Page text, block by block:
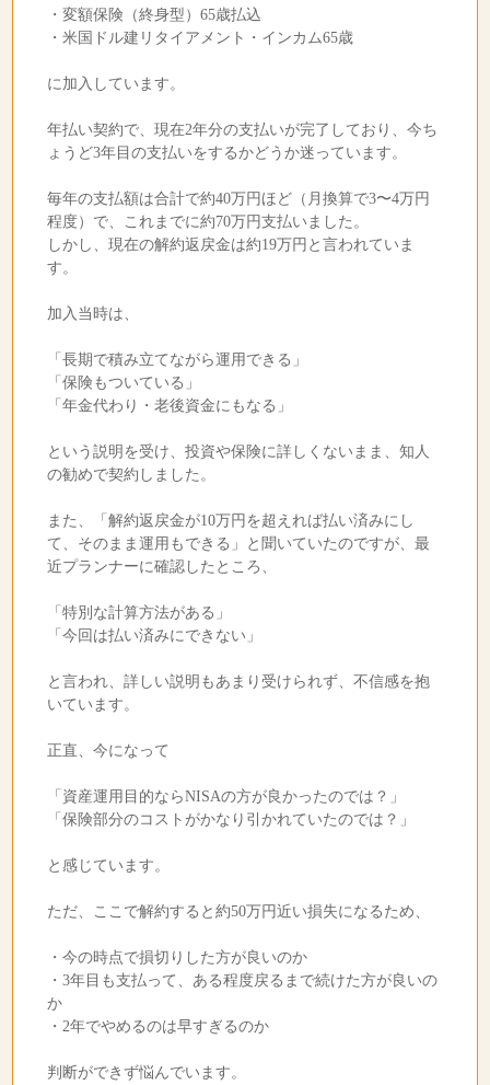
・変額保険（終身型）65歳払込
・米国ドル建リタイアメント・インカム65歳
に加入しています。
年払い契約で、現在2年分の支払いが完了しており、今ち
ょうど3年目の支払いをするかどうか迷っています。
毎年の支払額は合計で約40万円ほど（月換算で3〜4万円
程度）で、これまでに約70万円支払いました。
しかし、現在の解約返戻金は約19万円と言われていま
す。
加入当時は、
「長期で積み立てながら運用できる」
「保険もついている」
「年金代わり・老後資金にもなる」
という説明を受け、投資や保険に詳しくないまま、知人
の勧めで契約しました。
また、「解約返戻金が10万円を超えれば払い済みにし
て、そのまま運用もできる」と聞いていたのですが、最
近プランナーに確認したところ、
「特別な計算方法がある」
「今回は払い済みにできない」
と言われ、詳しい説明もあまり受けられず、不信感を抱
いています。
正直、今になって
「資産運用目的ならNISAの方が良かったのでは？」
「保険部分のコストがかなり引かれていたのでは？」
と感じています。
ただ、ここで解約すると約50万円近い損失になるため、
・今の時点で損切りした方が良いのか
・3年目も支払って、ある程度戻るまで続けた方が良いの
か
・2年でやめるのは早すぎるのか
判断ができず悩んでいます。